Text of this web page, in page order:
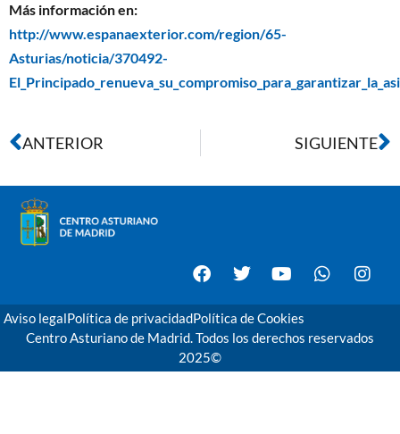
Más información en:
http://www.espanaexterior.com/region/65-
Asturias/noticia/370492-
ANTERIOR SIGUIENTE
Aviso legalPolítica de privacidadPolítica de Cookies
Centro Asturiano de Madrid. Todos los derechos reservados
2025©